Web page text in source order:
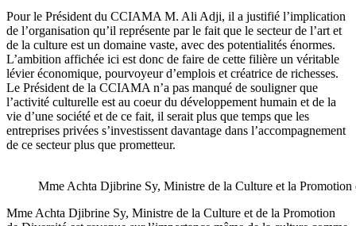
Pour le Président du CCIAMA M. Ali Adji, il a justifié l’implication
de l’organisation qu’il représente par le fait que le secteur de l’art et
de la culture est un domaine vaste, avec des potentialités énormes.
L’ambition affichée ici est donc de faire de cette filière un véritable
lévier économique, pourvoyeur d’emplois et créatrice de richesses.
Le Président de la CCIAMA n’a pas manqué de souligner que
l’activité culturelle est au coeur du développement humain et de la
vie d’une société et de ce fait, il serait plus que temps que les
entreprises privées s’investissent davantage dans l’accompagnement
de ce secteur plus que prometteur.
Mme Achta Djibrine Sy, Ministre de la Culture et la
Mme Achta Djibrine Sy, Ministre de la Culture et de la Promotion